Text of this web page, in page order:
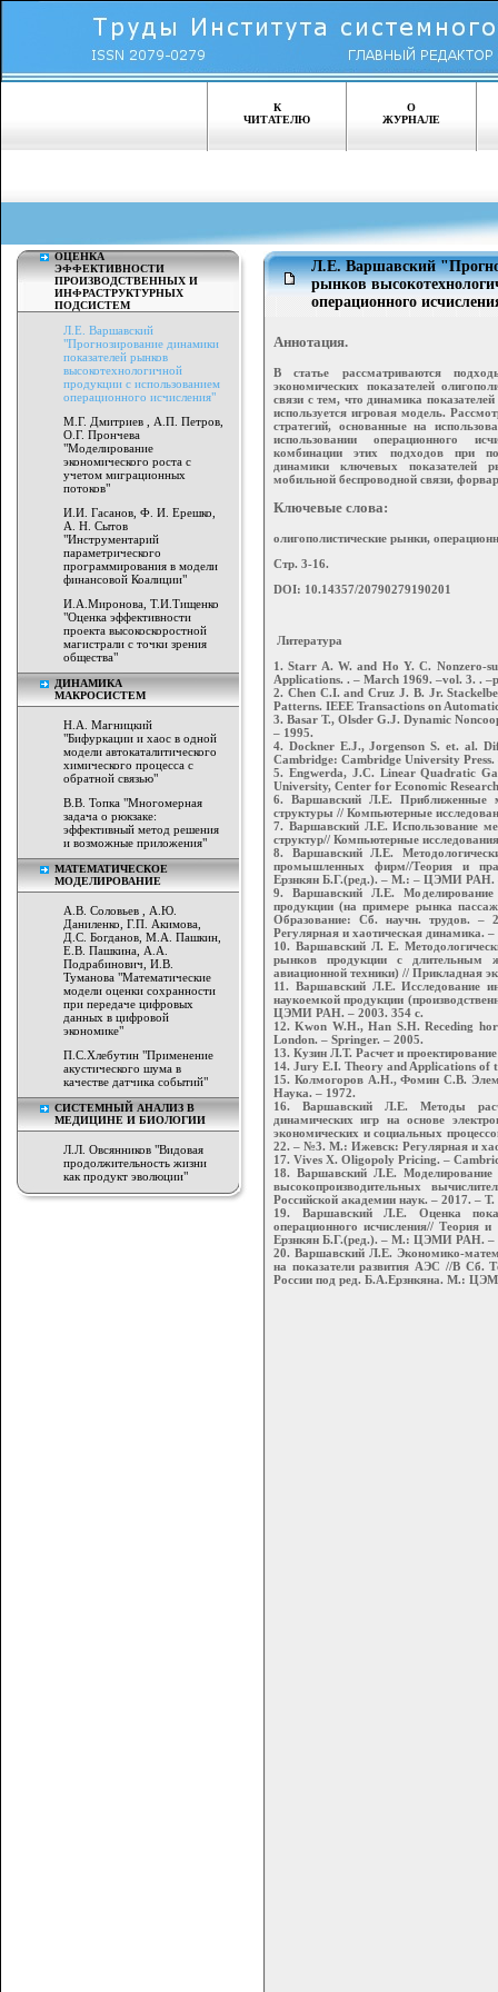
К
ЧИТАТЕЛЮ
О
ЖУРНАЛЕ
ОЦЕНКА
ЭФФЕКТИВНОСТИ
ПРОИЗВОДСТВЕННЫХ И
ИНФРАСТРУКТУРНЫХ
ПОДСИСТЕМ
Л.Е. Варшавский
"Прогнозирование динамики
показателей рынков
высокотехнологичной
продукции с использованием
операционного исчисления"
М.Г. Дмитриев , А.П. Петров,
О.Г. Прончева
"Моделирование
экономического роста с
учетом миграционных
потоков"
И.И. Гасанов, Ф. И. Ерешко,
А. Н. Сытов
"Инструментарий
параметрического
программирования в модели
финансовой Коалиции"
И.А.Миронова, Т.И.Тищенко
"Оценка эффективности
проекта высокоскоростной
магистрали с точки зрения
общества"
ДИНАМИКА
МАКРОСИСТЕМ
Н.А. Магницкий
"Бифуркации и хаос в одной
модели автокаталитического
химического процесса с
обратной связью"
В.В. Топка "Многомерная
задача о рюкзаке:
эффективный метод решения
и возможные приложения"
МАТЕМАТИЧЕСКОЕ
МОДЕЛИРОВАНИЕ
А.В. Соловьев , А.Ю.
Даниленко, Г.П. Акимова,
Д.С. Богданов, М.А. Пашкин,
Е.В. Пашкина, А.А.
Подрабинович, И.В.
Туманова "Математические
модели оценки сохранности
при передаче цифровых
данных в цифровой
экономике"
П.С.Хлебутин "Применение
акустического шума в
качестве датчика событий"
СИСТЕМНЫЙ АНАЛИЗ В
МЕДИЦИНЕ И БИОЛОГИИ
Л.Л. Овсянников "Видовая
продолжительность жизни
как продукт эволюции"
Л.Е. Варшавский
рынков
операционного
Аннотация.
В статье рассматриваются
экономических показателей
связи с тем, что динамика
используется игровая модель.
стратегий, основанные на
использовании операционного
комбинации этих подходов при
динамики ключевых показателей
мобильной беспроводной связи,
Ключевые слова:
олигополистические рынки,
Стр. 3-16.
DOI: 10.14357/20790279190201
Литература
1. Starr A. W. and Ho Y. C. Nonzero-
Applications. . – March 1969. –vol. 3. .
2. Chen C.I. and Cruz J. B. Jr.
Patterns. IEEE Transactions on
3. Basar T., Olsder G.J. Dynamic
– 1995.
4. Dockner E.J., Jorgenson S. et. al.
Cambridge: Cambridge University Press.
5. Engwerda, J.C. Linear Quadratic
University, Center for Economic
6. Варшавский Л.Е. Приближенные
структуры // Компьютерные
7. Варшавский Л.Е. Использование
структур// Компьютерные
8. Варшавский Л.Е.
промышленных фирм//Теория и
Ерзнкян Б.Г.(ред.). – М.: – ЦЭМИ РАН.
9. Варшавский Л.Е. Моделирование
продукции (на примере рынка
Образование: Сб. научн. трудов.
Регулярная и хаотическая динамика. –
10. Варшавский Л. Е.
рынков продукции с длительным
авиационной техники) // Прикладная
11. Варшавский Л.Е. Исследование
наукоемкой продукции
ЦЭМИ РАН. – 2003. 354 с.
12. Kwon W.H., Han S.H. Receding
London. – Springer. – 2005.
13. Кузин Л.Т. Расчет и
14. Jury E.I. Theory and Applications of
15. Колмогоров А.Н., Фомин С.В.
Наука. – 1972.
16. Варшавский Л.Е. Методы
динамических игр на основе
экономических и социальных
22. – №3. М.: Ижевск: Регулярная и
17. Vives X. Oligopoly Pricing. –
18. Варшавский Л.Е. Моделирование
высокопроизводительных
Российской академии наук. – 2017. –
19. Варшавский Л.Е. Оценка
операционного исчисления// Теория
Ерзнкян Б.Г.(ред.). – М.: ЦЭМИ РАН. –
20. Варшавский Л.Е. Экономико-
на показатели развития АЭС //В Сб.
России под ред. Б.А.Ерзнкяна. М.: